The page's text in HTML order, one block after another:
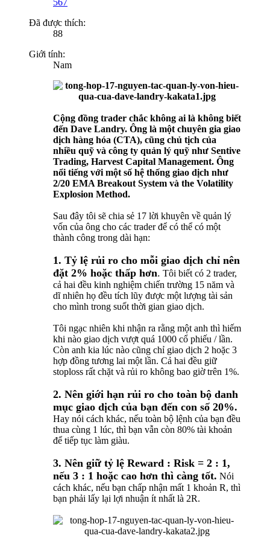
567
Đã được thích:
88
Giới tính:
Nam
Cộng đồng trader chắc không ai là không biết
đến Dave Landry. Ông là một chuyên gia giao
dịch hàng hóa (CTA), cũng chủ tịch của
nhiều quỹ và công ty quản lý quỹ như Sentive
Trading, Harvest Capital Management. Ông
nổi tiếng với một số hệ thống giao dịch như
2/20 EMA Breakout System và the Volatility
Explosion Method.
Sau đây tôi sẽ chia sẻ 17 lời khuyên về quản lý
vốn của ông cho các trader để có thể có một
thành công trong dài hạn:
1. Tỷ lệ rủi ro cho mỗi giao dịch chỉ nên
đặt 2% hoặc thấp hơn. Tôi biết có 2 trader,
cả hai đều kinh nghiệm chiến trường 15 năm và
dĩ nhiên họ đều tích lũy được một lượng tài sản
cho mình trong suốt thời gian giao dịch.
Tôi ngạc nhiên khi nhận ra rằng một anh thì hiếm
khi nào giao dịch vượt quá 1000 cổ phiếu / lần.
Còn anh kia lúc nào cũng chỉ giao dịch 2 hoặc 3
hợp đồng tương lai một lần. Cả hai đều giữ
stoploss rất chặt và rủi ro không bao giờ trên 1%.
2. Nên giới hạn rủi ro cho toàn bộ danh
mục giao dịch của bạn đến con số 20%.
Hay nói cách khác, nếu toàn bộ lệnh của bạn đều
thua cùng 1 lúc, thì bạn vẫn còn 80% tài khoản
để tiếp tục làm giàu.
3. Nên giữ tỷ lệ Reward : Risk = 2 : 1,
nếu 3 : 1 hoặc cao hơn thì càng tốt. Nói
cách khác, nếu bạn chấp nhận mất 1 khoản R, thì
bạn phải lấy lại lợi nhuận ít nhất là 2R.